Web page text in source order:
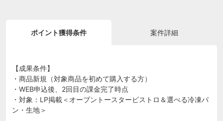
ポイント獲得条件 案件詳細
【成果条件】
・商品新規（対象商品を初めて購入する方）
・WEB申込後、2回目の課金完了時点
・対象：LP掲載＜オーブントースタービストロ＆選べる冷凍パ
ン・生地＞